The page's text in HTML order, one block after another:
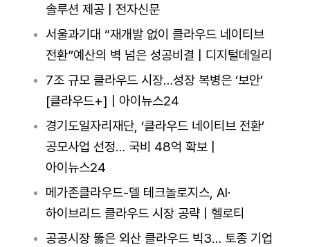
솔루션 제공 | 전자신문
서울과기대 “재개발 없이 클라우드 네이티브
전환”예산의 벽 넘은 성공비결 | 디지털데일리
7조 규모 클라우드 시장…성장 복병은 ‘보안’
[클라우드+] | 아이뉴스24
경기도일자리재단, ‘클라우드 네이티브 전환’
공모사업 선정… 국비 48억 확보 |
아이뉴스24
메가존클라우드-델 테크놀로지스, AI·
하이브리드 클라우드 시장 공략 | 헬로티
공공시장 뚫은 외산 클라우드 빅3… 토종 기업